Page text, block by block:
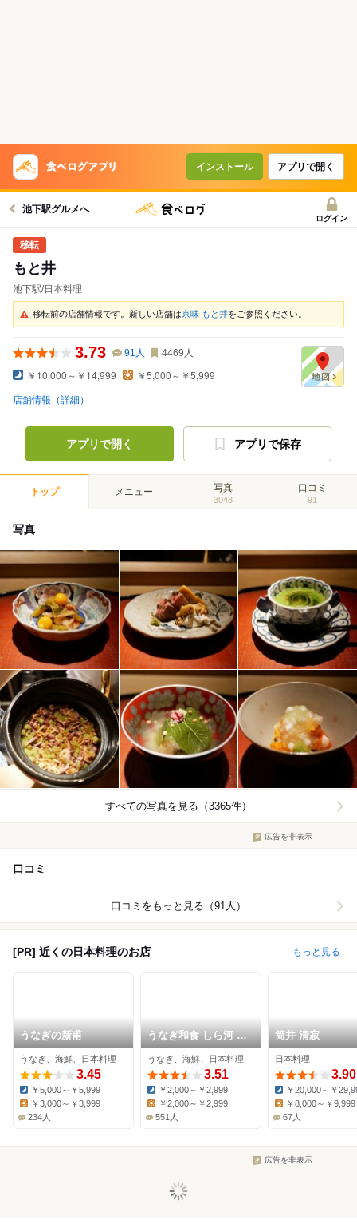
インストール アプリで開く
池下駅グルメへ
ログイン
もと井
池下駅/日本料理
移転前の店舗情報です。新しい店舗は京味 もと井をご参照ください。
3.73 91 人 4469 人
￥10,000～￥14,999 ￥5,000～￥5,999
店舗情報（詳細）
アプリで開く アプリで保存
トップ メニュー 写真
3048
口コミ
91
写真
すべての写真を見る（3365件）
広告を非表示
口コミ
口コミをもっと見る（91人）
[PR] 近くの日本料理のお店 もっと見る
うなぎの新甫
うなぎ、海鮮、日本料理
3.45
Dinner:
￥5,000～￥5,999
￥3,000～￥3,999
234人
うなぎ和食 しら河 今
池ガスビル店
うなぎ、海鮮、日本料理
3.51
Dinner:
￥2,000～￥2,999
￥2,000～￥2,999
551人
筒井 清寂
日本料理
3.90
Dinner:
￥20,000～￥
Lunch:
￥8,000～￥9,999
67人
広告を非表示